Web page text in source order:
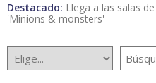
Destacado: Llega a las salas
'Minions & monsters'